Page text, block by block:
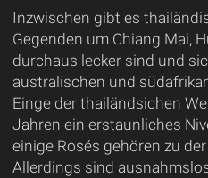
Inzwischen gibt es
Gegenden um Chiang Mai,
durchaus lecker sind und
australischen und
Einge der thailändsichen
Jahren ein erstaunliches
einige Rosés gehören zu
Allerdings sind